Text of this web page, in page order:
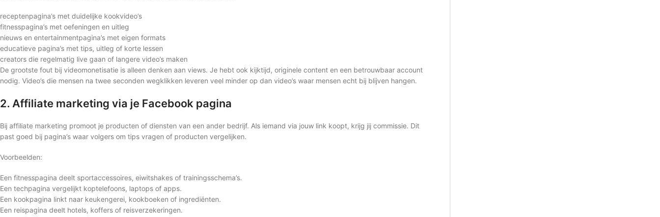
receptenpagina’s met duidelijke kookvideo’s
fitnesspagina’s met oefeningen en uitleg
nieuws en entertainmentpagina’s met eigen formats
educatieve pagina’s met tips, uitleg of korte lessen
creators die regelmatig live gaan of langere video’s maken
De grootste fout bij videomonetisatie is alleen denken aan views. Je hebt ook kijktijd, originele content en een betrouwbaar account
nodig. Video’s die mensen na twee seconden wegklikken leveren veel minder op dan video’s waar mensen echt bij blijven hangen.
2. Affiliate marketing via je Facebook pagina
Bij affiliate marketing promoot je producten of diensten van een ander bedrijf. Als iemand via jouw link koopt, krijg jij commissie. Dit
past goed bij pagina’s waar volgers om tips vragen of producten vergelijken.
Voorbeelden:
Een fitnesspagina deelt sportaccessoires, eiwitshakes of trainingsschema’s.
Een techpagina vergelijkt koptelefoons, laptops of apps.
Een kookpagina linkt naar keukengerei, kookboeken of ingrediënten.
Een reispagina deelt hotels, koffers of reisverzekeringen.